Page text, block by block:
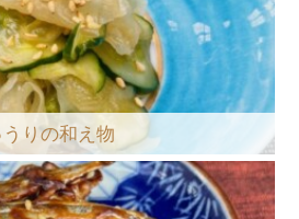
りの和え物